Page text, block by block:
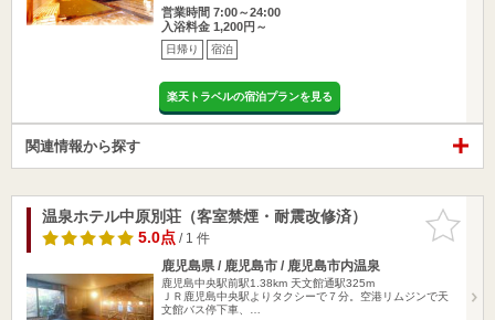
営業時間 7:00～24:00
入浴料金 1,200円～
日帰り 宿泊
楽天トラベルの宿泊プランを見る
関連情報から探す
お気に入
りに追加
温泉ホテル中原別荘（客室禁煙・耐震改修済）
5.0点/ 1 件
鹿児島県 / 鹿児島市 / 鹿児島市内温泉
鹿児島中央駅前駅1.38km 天文館通駅325m
ＪＲ鹿児島中央駅よりタクシーで７分。空港リムジンで天
文館バス停下車、…